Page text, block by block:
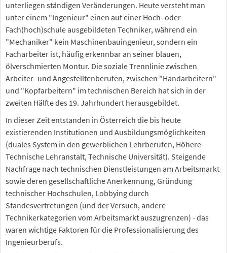
unterliegen ständigen Veränderungen. Heute versteht man
unter einem "Ingenieur" einen auf einer Hoch- oder
Fach(hoch)schule ausgebildeten Techniker, während ein
"Mechaniker" kein Maschinenbauingenieur, sondern ein
Facharbeiter ist, häufig erkennbar an seiner blauen,
ölverschmierten Montur. Die soziale Trennlinie zwischen
Arbeiter- und Angestelltenberufen, zwischen "Handarbeitern"
und "Kopfarbeitern" im technischen Bereich hat sich in der
zweiten Hälfte des 19. Jahrhundert herausgebildet.
In dieser Zeit entstanden in Österreich die bis heute
existierenden Institutionen und Ausbildungsmöglichkeiten
(duales System in den gewerblichen Lehrberufen, Höhere
Technische Lehranstalt, Technische Universität). Steigende
Nachfrage nach technischen Dienstleistungen am Arbeitsmarkt
sowie deren gesellschaftliche Anerkennung, Gründung
technischer Hochschulen, Lobbying durch
Standesvertretungen (und der Versuch, andere
Technikerkategorien vom Arbeitsmarkt auszugrenzen) - das
waren wichtige Faktoren für die Professionalisierung des
Ingenieurberufs.